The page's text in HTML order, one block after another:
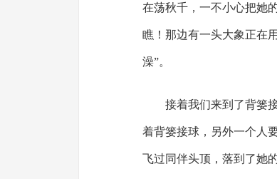
在荡秋千，一不小心把她
瞧！那边有一头大象正在
澡”。
接着我们来到了背篓
着背篓接球，另外一个人
飞过同伴头顶，落到了她